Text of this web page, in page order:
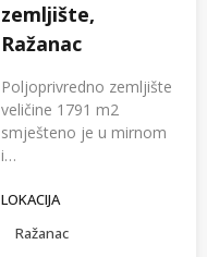
zemljište,
Ražanac
Poljoprivredno zemljište
veličine 1791 m2
smješteno je u mirnom
i…
LOKACIJA
Ražanac